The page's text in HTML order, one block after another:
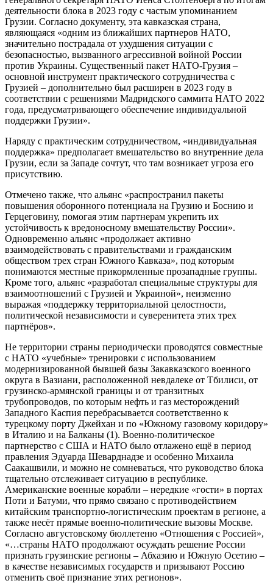
деятельности блока в 2023 году с частым упоминанием
Грузии. Согласно документу, эта кавказская страна,
являющаяся «одним из ближайших партнеров НАТО,
значительно пострадала от ухудшения ситуации с
безопасностью, вызванного агрессивной войной России
против Украины. Существенный пакет НАТО-Грузия –
основной инструмент практического сотрудничества с
Грузией – дополнительно был расширен в 2023 году в
соответствии с решениями Мадридского саммита НАТО 2022
года, предусматривающего обеспечение индивидуальной
поддержки Грузии».
Наряду с практическим сотрудничеством, «индивидуальная
поддержка» предполагает вмешательство во внутренние дела
Грузии, если за Западе сочтут, что там возникает угроза его
присутствию.
Отмечено также, что альянс «распространил пакеты
повышения оборонного потенциала на Грузию и Боснию и
Герцеговину, помогая этим партнерам укрепить их
устойчивость к вредоносному вмешательству России».
Одновременно альянс «продолжает активно
взаимодействовать с правительствами и гражданским
обществом трех стран Южного Кавказа», под которым
понимаются местные прикормленные прозападные группы.
Кроме того, альянс «разработал специальные структуры для
взаимоотношений с Грузией и Украиной», неизменно
выражая «поддержку территориальной целостности,
политической независимости и суверенитета этих трех
партнёров».
Не территории страны периодически проводятся совместные
с НАТО «учебные» тренировки с использованием
модернизированной бывшей базы Закавказского военного
округа в Вазиани, расположенной невдалеке от Тбилиси, от
грузинско-армянской границы и от транзитных
трубопроводов, по которым нефть и газ месторождений
Западного Каспия перебрасывается соответственно к
турецкому порту Джейхан и по «Южному газовому коридору»
в Италию и на Балканы (1). Военно-политическое
партнерство с США и НАТО было отлажено ещё в период
правления Эдуарда Шеварднадзе и особенно Михаила
Саакашвили, и можно не сомневаться, что руководство блока
тщательно отслеживает ситуацию в республике.
Американские военные корабли – нередкие «гости» в портах
Поти и Батуми, что прямо связано с противодействием
китайским транспортно-логистическим проектам в регионе, а
также несёт прямые военно-политические вызовы Москве.
Согласно августовскому бюллетеню «Отношения с Россией»,
«…страны НАТО продолжают осуждать решение России
признать грузинские регионы – Абхазию и Южную Осетию –
в качестве независимых государств и призывают Россию
отменить своё признание этих регионов».